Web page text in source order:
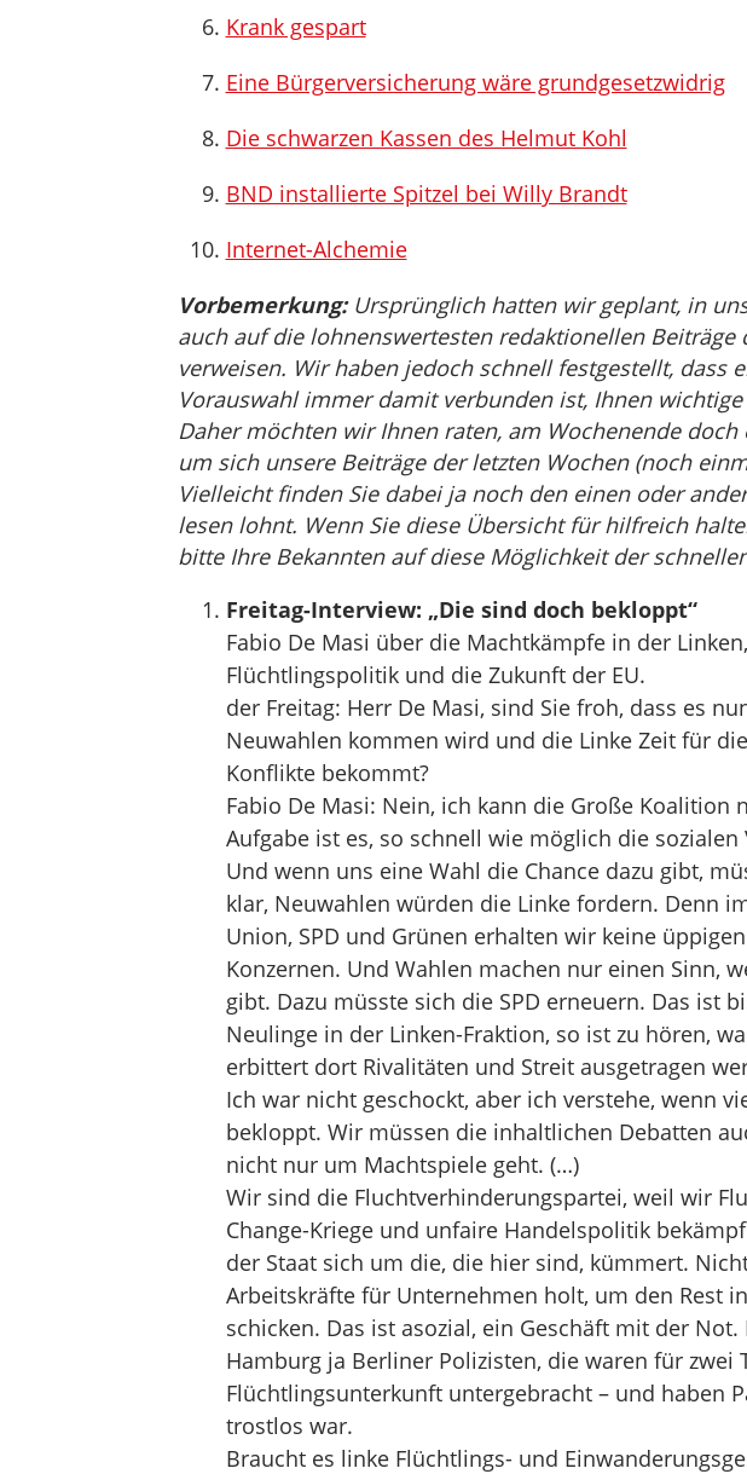
Krank gespart
Eine Bürgerversicherung wäre grundgesetzwidrig
Die schwarzen Kassen des Helmut Kohl
BND installierte Spitzel bei Willy Brandt
Internet-Alchemie
Vorbemerkung:Ursprünglich hatten wir geplant, in
auch auf die lohnenswertesten redaktionellen Beiträge
verweisen. Wir haben jedoch schnell festgestellt, dass
Vorauswahl immer damit verbunden ist, Ihnen
Daher möchten wir Ihnen raten, am Wochenende doch
um sich unsere Beiträge der letzten Wochen (noch
Vielleicht finden Sie dabei ja noch den einen oder
lesen lohnt. Wenn Sie diese Übersicht für hilfreich
bitte Ihre Bekannten auf diese Möglichkeit der
Freitag-Interview: „Die sind doch bekloppt“
Fabio De Masi über die Machtkämpfe in der
Flüchtlingspolitik und die Zukunft der EU.
der Freitag: Herr De Masi, sind Sie froh, dass es
Neuwahlen kommen wird und die Linke Zeit für
Konflikte bekommt?
Fabio De Masi: Nein, ich kann die Große Koalition
Aufgabe ist es, so schnell wie möglich die
Und wenn uns eine Wahl die Chance dazu gibt,
klar, Neuwahlen würden die Linke fordern. Denn
Union, SPD und Grünen erhalten wir keine
Konzernen. Und Wahlen machen nur einen Sinn,
gibt. Dazu müsste sich die SPD erneuern. Das ist
Neulinge in der Linken-Fraktion, so ist zu hören,
erbittert dort Rivalitäten und Streit ausgetragen
Ich war nicht geschockt, aber ich verstehe, wenn
bekloppt. Wir müssen die inhaltlichen Debatten
nicht nur um Machtspiele geht. (…)
Wir sind die Fluchtverhinderungspartei, weil wir
Change-Kriege und unfaire Handelspolitik
der Staat sich um die, die hier sind, kümmert.
Arbeitskräfte für Unternehmen holt, um den Rest
schicken. Das ist asozial, ein Geschäft mit der
Hamburg ja Berliner Polizisten, die waren für zwei
Flüchtlingsunterkunft untergebracht – und haben
trostlos war.
Braucht es linke Flüchtlings- und